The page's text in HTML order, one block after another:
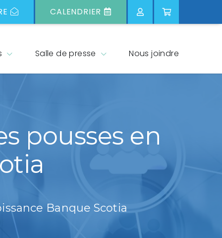
CALENDRIER
Salle de presse Nous joindre
pousses en
Banque Scotia